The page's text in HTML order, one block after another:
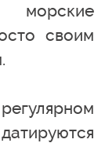
морские
своим